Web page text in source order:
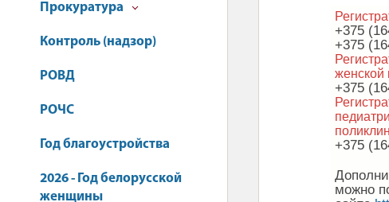
Прокуратура
Контроль (надзор)
РОВД
РОЧС
Год благоустройства
2026 - Год белорусской
женщины
+375
+375
женской
+375
+375
можно